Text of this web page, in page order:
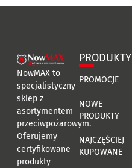
NowMAX to
specjalistyczny
sklep z
asortymentem
przeciwpożarowym.
Oferujemy
certyfikowane
produkty
PRODUKTY
PROMOCJE
NOWE
PRODUKTY
NAJCZĘŚCIEJ
KUPOWANE